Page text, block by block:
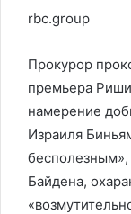
rbc.group
Прокурор
премьера
намерение
Израиля
Байдена,